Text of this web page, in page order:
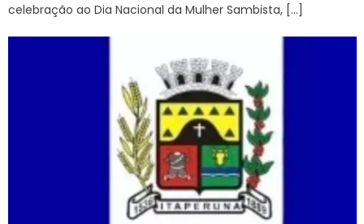
celebração ao Dia Nacional da Mulher Sambista, […]